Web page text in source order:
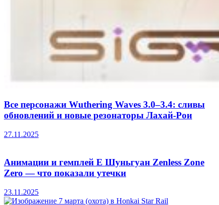
Все персонажи Wuthering Waves 3.0–3.4: сливы
обновлений и новые резонаторы Лахай-Рои
27.11.2025
Анимации и гемплей Е Шуньгуан Zenless Zone
Zero — что показали утечки
23.11.2025